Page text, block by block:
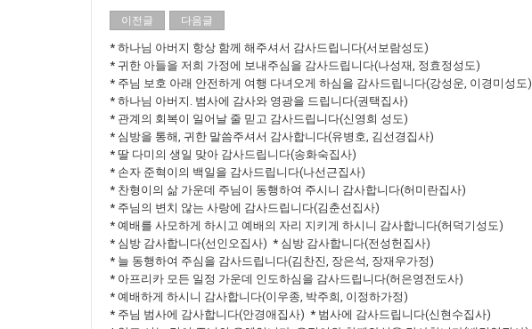
이전글 다음글
* 하나님 아버지 항상 함께 해주셔서 감사드립니다(서보람성도)
* 귀한 아들을 저희 가정에 보내주심을 감사드립니다(나성재, 정효정성도)
* 주님 보호 아래 안전하게 여행 다녀오게 하심을 감사드립니다(강성운, 이경미성도)
* 하나님 아버지. 범사에 감사와 영광을 드립니다(권택집사)
* 관계의 회복이 일어날 줄 믿고 감사드립니다(신영희 성도)
* 심방을 통해, 귀한 말씀주셔서 감사합니다(유병호, 김선경집사)
* 딸 다미의 생일 맞아 감사드립니다(송화숙집사)
* 손자 준혁이의 백일을 감사드립니다(나선근집사)
* 찬형이의 삶 가운데 주님이 동행하여 주시니 감사합니다(허미란집사)
* 주님의 변치 않는 사랑에 감사드립니다(김춘선집사)
* 예배를 사모하게 하시고 예배의 자리 지키게 하시니 감사합니다(허덕기성도)
* 심방 감사합니다(선인오집사) * 심방 감사합니다(전성헌집사)
* 늘 동행하여 주심을 감사드립니다(김찬진, 장은석, 장재우가정)
* 아프리카 모든 일정 가운데 인도하심을 감사드립니다(허은영전도사)
* 예배하게 하시니 감사합니다(이우종, 박주희, 이정하가정)
* 주님 범사에 감사합니다(안경애집사) * 범사에 감사드립니다(신현수집사)